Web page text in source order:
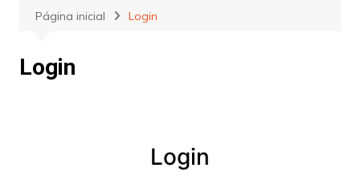
Página inicial Login
Login
Login